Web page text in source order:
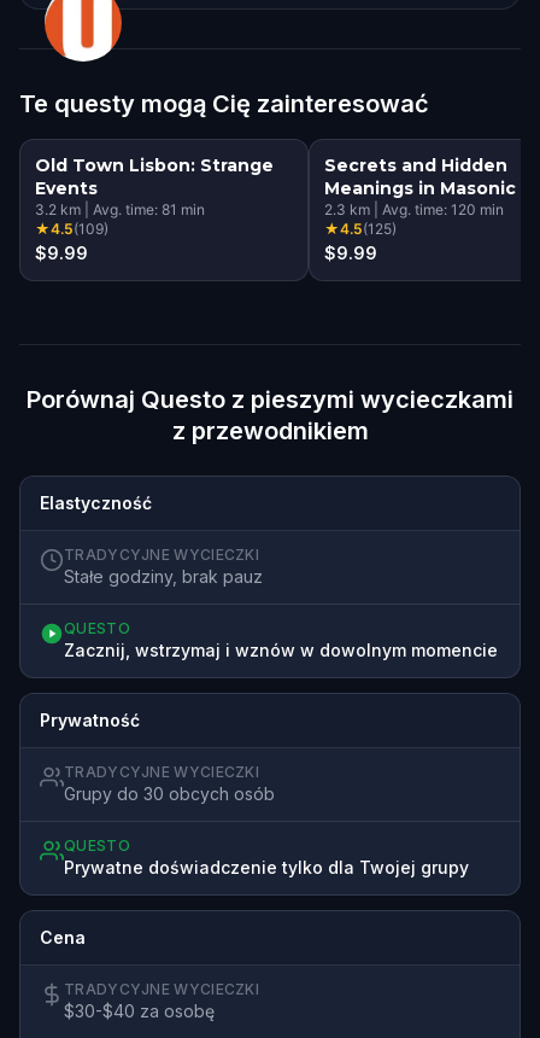
Te questy mogą Cię zainteresować
Old Town Lisbon: Strange
Events
3.2 km Avg. time: 81 min
★4.5(109)
$9.99
Secrets and Hidden
Meanings in Masonic
2.3 km Avg. time: 120 min
★4.5(125)
$9.99
Porównaj Questo z pieszymi wycieczkami
z przewodnikiem
Elastyczność
TRADYCYJNE WYCIECZKI
Stałe godziny, brak pauz
QUESTO
Zacznij, wstrzymaj i wznów w dowolnym momencie
Prywatność
TRADYCYJNE WYCIECZKI
Grupy do 30 obcych osób
QUESTO
Prywatne doświadczenie tylko dla Twojej grupy
Cena
TRADYCYJNE WYCIECZKI
$30-$40 za osobę